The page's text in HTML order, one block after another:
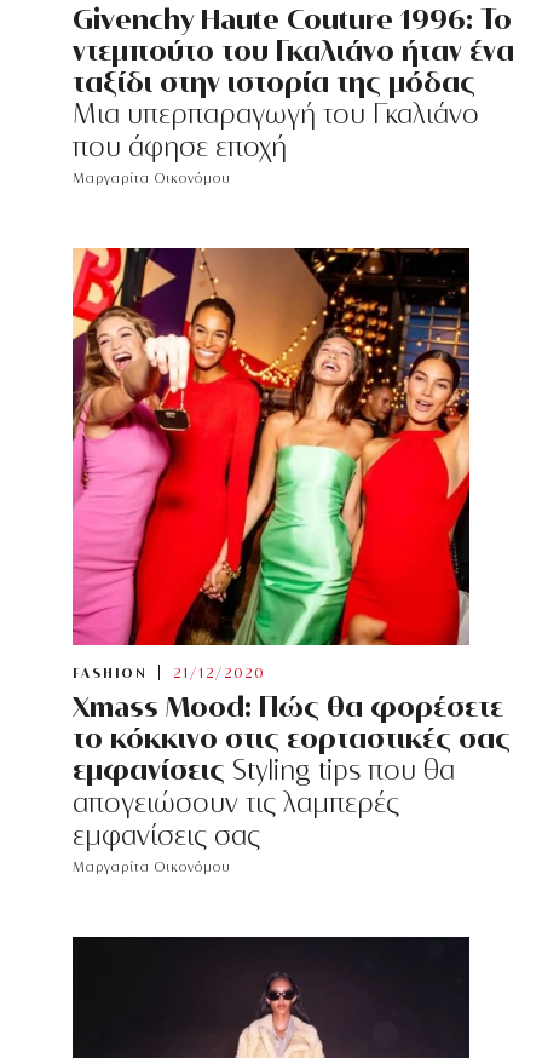
Givenchy Haute Couture 1996: Το
ντεμπούτο του Γκαλιάνο ήταν ένα
ταξίδι στην ιστορία της μόδας
Μια υπερπαραγωγή του Γκαλιάνο
που άφησε εποχή
Μαργαρίτα Οικονόμου
FASHION 21/12/2020
Xmass Mood: Πώς θα φορέσετε
το κόκκινο στις εορταστικές σας
εμφανίσεις Styling tips που θα
απογειώσουν τις λαμπερές
εμφανίσεις σας
Μαργαρίτα Οικονόμου